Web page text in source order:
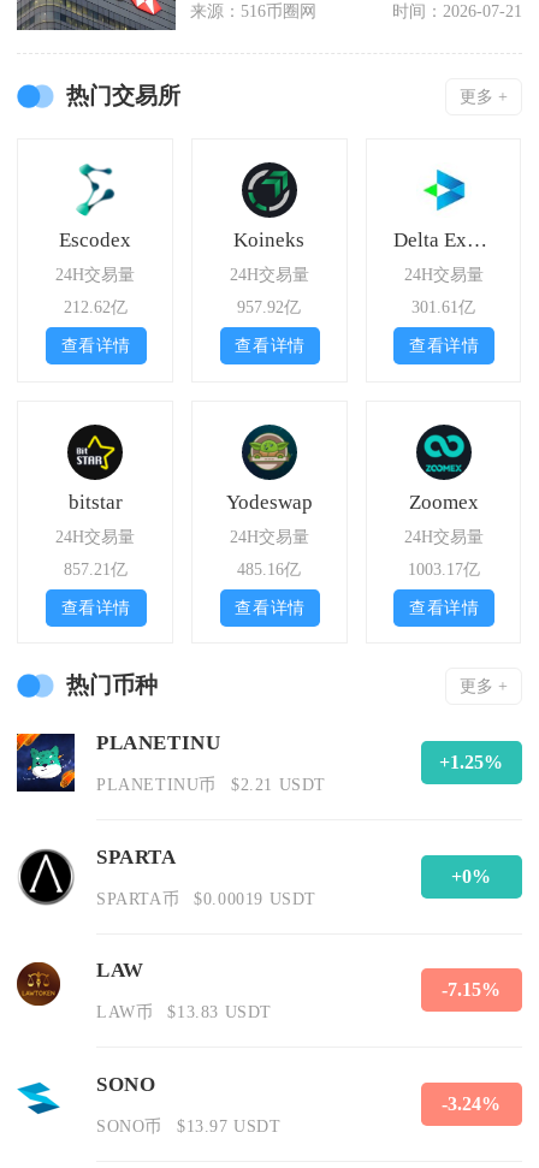
来源：516币圈网 时间：2026-07-21
热门交易所 更多 +
Escodex
24H交易量
212.62亿
查看详情
Koineks
24H交易量
957.92亿
查看详情
Delta Exchange
24H交易量
301.61亿
查看详情
bitstar
24H交易量
857.21亿
查看详情
Yodeswap
24H交易量
485.16亿
查看详情
Zoomex
24H交易量
1003.17亿
查看详情
热门币种 更多 +
PLANETINU
PLANETINU币 $2.21 USDT
+1.25%
SPARTA
SPARTA币 $0.00019 USDT
+0%
LAW
LAW币 $13.83 USDT
-7.15%
SONO
SONO币 $13.97 USDT
-3.24%